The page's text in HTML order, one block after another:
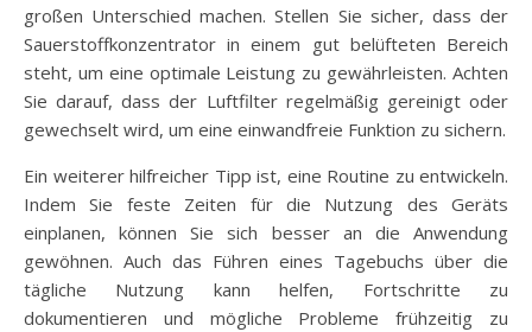
großen Unterschied machen. Stellen Sie sicher, dass der
Sauerstoffkonzentrator in einem gut belüfteten Bereich
steht, um eine optimale Leistung zu gewährleisten. Achten
Sie darauf, dass der Luftfilter regelmäßig gereinigt oder
gewechselt wird, um eine einwandfreie Funktion zu sichern.
Ein weiterer hilfreicher Tipp ist, eine Routine zu entwickeln.
Indem Sie feste Zeiten für die Nutzung des Geräts
einplanen, können Sie sich besser an die Anwendung
gewöhnen. Auch das Führen eines Tagebuchs über die
tägliche Nutzung kann helfen, Fortschritte zu
dokumentieren und mögliche Probleme frühzeitig zu